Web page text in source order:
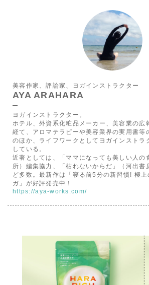
美容作家、評論家、ヨガインストラクター
AYA ARAHARA
ヨガインストラクター。
ホテル、外資系化粧品メーカー、美容業の広
経て、アロマテラピーや美容業界の実用書等
のほか、ライフワークとしてヨガインストラ
している。
近著としては、「ママになっても美しい人の
所）編集協力、「枯れないからだ」（河出書
ど多数。最新作は「寝る前5分の新習慣! 極上
ガ」が好評発売中！
https://aya-works.com/